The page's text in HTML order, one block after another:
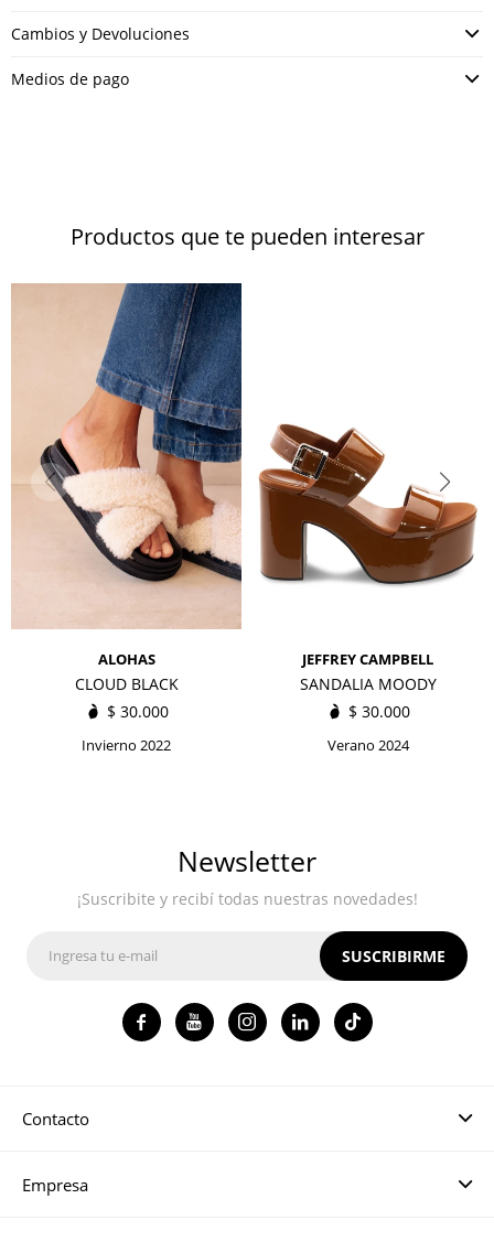
Cambios y Devoluciones
Medios de pago
Productos que te pueden interesar
ALOHAS
CLOUD BLACK
$ 30.000
Invierno 2022
JEFFREY CAMPBELL
SANDALIA MOODY
$ 30.000
Verano 2024
Contacto
Empresa
Newsletter
¡Suscribite y recibí todas nuestras novedades!
SUSCRIBIRME
   